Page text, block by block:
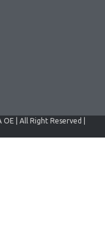
| All Right Reserved |